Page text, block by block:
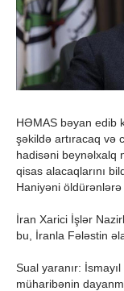
HƏMAS bəyan edib
şəkildə artıracaq və
hadisəni beynəlxalq
qisas alacaqlarını
Haniyəni öldürənlərə
İran Xarici İşlər
bu, İranla Fələstin
Sual yaranır:
müharibənin